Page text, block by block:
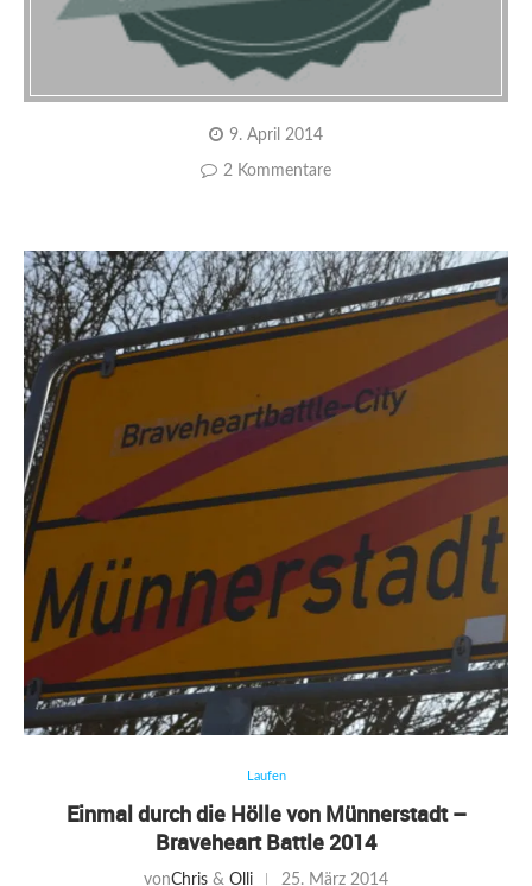
9. April 2014
2 Kommentare
Laufen
Einmal durch die Hölle von Münnerstadt –
Braveheart Battle 2014
vonChris & Olli 25. März 2014